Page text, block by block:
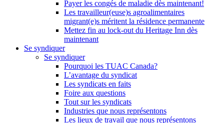
Payer les congés de maladie dès maintenant!
Les travailleur(euse)s agroalimentaires
migrant(e)s méritent la résidence permanente
Mettez fin au lock-out du Heritage Inn dès
maintenant
Se syndiquer
Se syndiquer
Pourquoi les TUAC Canada?
L’avantage du syndicat
Les syndicats en faits
Foire aux questions
Tout sur les syndicats
Industries que nous représentons
Les lieux de travail que nous représentons